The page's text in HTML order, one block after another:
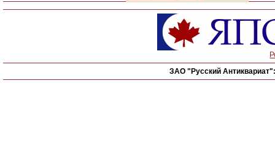
ЗАО "Русский Антиквариат":